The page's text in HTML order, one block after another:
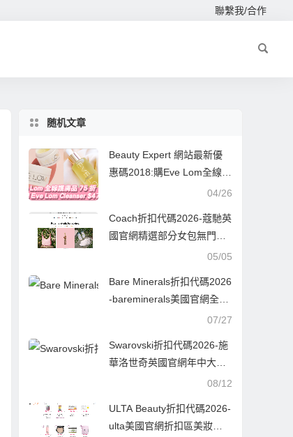
聯繫我/合作
随机文章
Beauty Expert 網站最新優
惠碼2018:購Eve Lom全線護
膚品 75 折/皇牌Eve Lom低
04/26
Coach折扣代碼2026-蔻馳英
國官網精選部分女包無門檻8
折促銷或滿£300送手鏈05/05
Bare Minerals折扣代碼2026
-bareminerals美國官網全場
彩妝無門檻7.5折促銷滿$75
07/27
Swarovski折扣代碼2026-施
華洛世奇英國官網年中大促
精選商品低至5折促銷折扣區
08/12
ULTA Beauty折扣代碼2026-
ulta美國官網折扣區美妝護